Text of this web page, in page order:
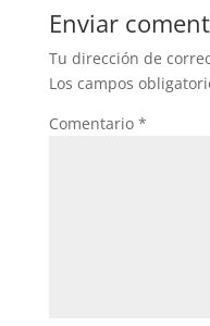
Enviar
Tu dirección de
Los campos
Comentario *